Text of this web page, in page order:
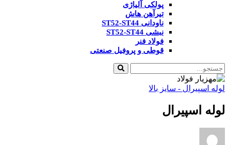
پولکی آلیاژی
تیرآهن هاش
ناودانی ST52-ST44
نبشی ST52-ST44
فولاد فنر
قوطی و پروفیل صنعتی
لوله اسپیرال - سایز بالا
لوله اسپیرال